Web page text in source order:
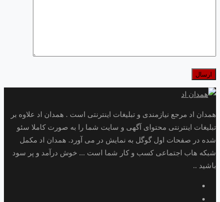
همدان اد مرجع نیازمندی و تبلیغات اینترنتی است . همدان اد علاوه بر
تبلیغات اینترنتی محتوای آگهی و سایت شما را به صورت کاملا سئو
شده در صفحات اول گوگل به نمایش در می آورد. همدان اد مکمل
شبکه هاب اجتماعی کسب و کار شما است ... خوش درآمد و پر سود
باشید ..